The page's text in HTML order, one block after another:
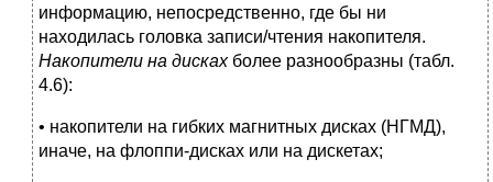
информацию, непо­средственно, где бы ни
находилась головка записи/чтения накопителя.
Накопители на дискахболее разнообразны (табл.
4.6):
• накопители на гибких магнитных дисках (НГМД),
иначе, на флоппи-дисках или на дискетах;